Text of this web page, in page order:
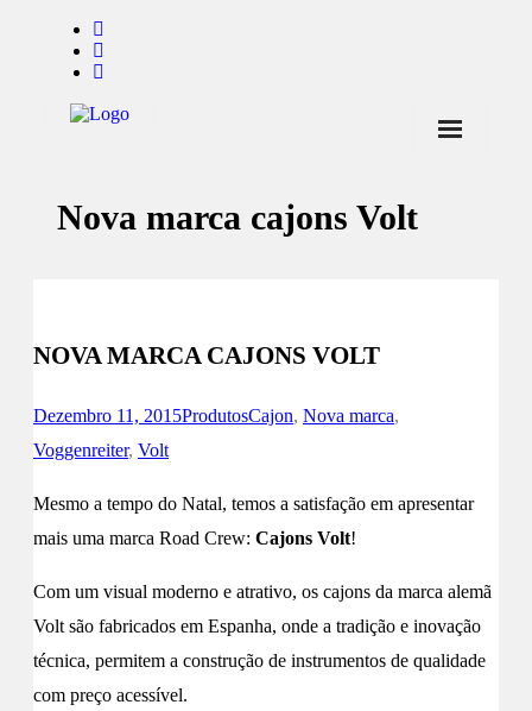
Notícias
Pontos de Venda
Promoções
Contactos
Nova marca cajons Volt
NOVA MARCA CAJONS VOLT
Dezembro 11, 2015ProdutosCajon, Nova marca,
Voggenreiter, Volt
Mesmo a tempo do Natal, temos a satisfação em apresentar
mais uma marca Road Crew: Cajons Volt!
Com um visual moderno e atrativo, os cajons da marca alemã
Volt são fabricados em Espanha, onde a tradição e inovação
técnica, permitem a construção de instrumentos de qualidade
com preço acessível.